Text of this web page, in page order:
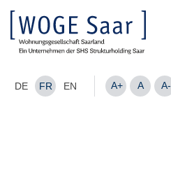
DE FR EN A+ A A-